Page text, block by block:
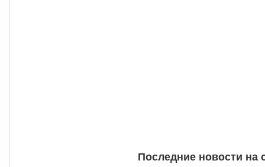
Последние новости на